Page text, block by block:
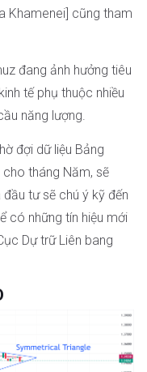
Khamenei] cũng tham
đang ảnh hưởng tiêu
tế phụ thuộc nhiều
năng lượng.
đợi dữ liệu Bảng
cho tháng Năm, sẽ
tư sẽ chú ý kỹ đến
có những tín hiệu mới
Dự trữ Liên bang